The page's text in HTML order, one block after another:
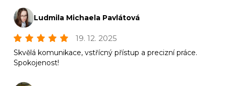
Ludmila Michaela Pavlátová
19. 12. 2025
Skvělá komunikace, vstřícný přístup a precizní práce.
Spokojenost!